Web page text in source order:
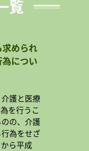
覧
められ
につい
護と医療
を行うこ
の、介護
為をせざ
ら平成